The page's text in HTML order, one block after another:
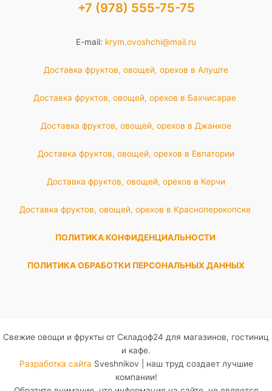
+7 (978) 555-75-75
E-mail: krym.ovoshchi@mail.ru
Доставка фруктов, овощей, орехов в Алуште
Доставка фруктов, овощей, орехов в Бахчисарае
Доставка фруктов, овощей, орехов в Джанкое
Доставка фруктов, овощей, орехов в Евпатории
Доставка фруктов, овощей, орехов в Керчи
Доставка фруктов, овощей, орехов в Красноперекопске
ПОЛИТИКА КОНФИДЕНЦИАЛЬНОСТИ
ПОЛИТИКА ОБРАБОТКИ ПЕРСОНАЛЬНЫХ ДАННЫХ
Свежие овощи и фрукты от Складоф24 для магазинов, гостиниц
и кафе.
Разработка сайта Sveshnikov | наш труд создает лучшие
компании!